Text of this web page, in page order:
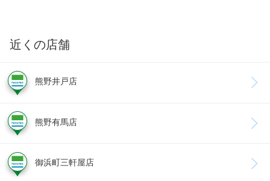
近くの店舗
熊野井戸店
熊野有馬店
御浜町三軒屋店